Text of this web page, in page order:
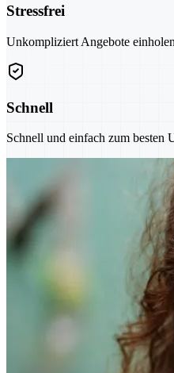
Stressfrei
Unkompliziert Angebote
Schnell
Schnell und einfach zum besten